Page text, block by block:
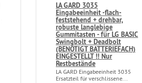
LA GARD 3035
Eingabeeinheit -flach-
feststehend + drehbar,
robuste langlebige
Gummitasten - für LG BASIC
Swingbolt + Deadbolt
(BENÖTIGT BATTERIEFACH)
EINGESTELLT !! Nur
Restbestände
LA GARD Eingabeeinheit 3035
Ersatzteil für verschlissene...